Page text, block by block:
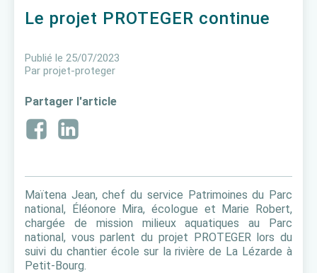
Le projet PROTEGER continue
Publié le 25/07/2023
Par projet-proteger
Partager l'article
Maïtena Jean, chef du service Patrimoines du Parc
national, Éléonore Mira, écologue et Marie Robert,
chargée de mission milieux aquatiques au Parc
national, vous parlent du projet PROTEGER lors du
suivi du chantier école sur la rivière de La Lézarde à
Petit-Bourg.